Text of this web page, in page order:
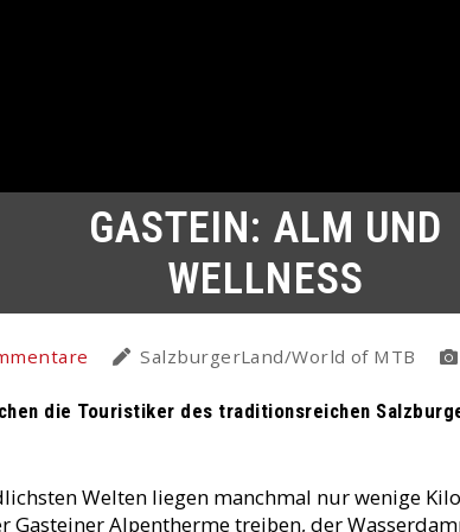
GASTEIN: ALM UND
WELLNESS
SalzburgerLand/World of MTB
die Touristiker des traditionsreichen
Welten liegen manchmal nur wenige
Gasteiner Alpentherme treiben, der